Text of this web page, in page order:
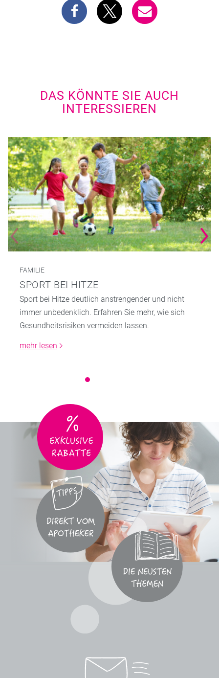
DAS KÖNNTE SIE AUCH
INTERESSIEREN
FAMILIE
SPORT BEI HITZE
Sport bei Hitze deutlich anstrengender und nicht
immer unbedenklich. Erfahren Sie mehr, wie sich
Gesundheitsrisiken vermeiden lassen.
mehr lesen